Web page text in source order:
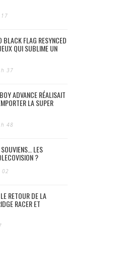
BLACK FLAG RESYNCED
QUI SUBLIME UN
37
ADVANCE RÉALISAIT
LA SUPER
48
LES
?
RETOUR DE LA
RACER ET